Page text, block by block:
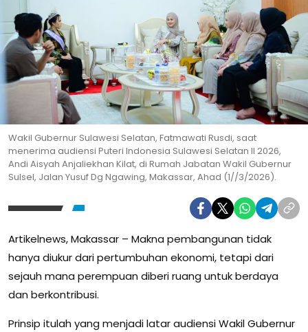
Wakil Gubernur Sulawesi Selatan, Fatmawati Rusdi, saat
menerima audiensi Puteri Indonesia Sulawesi Selatan II 2026,
Andi Aisyah Anjaliekhan Kilat, di Rumah Jabatan Wakil Gubernur
Sulsel, Jalan Yusuf Dg Ngawing, Makassar, Ahad (1//3/2026).
Artikelnews, Makassar – Makna pembangunan tidak
hanya diukur dari pertumbuhan ekonomi, tetapi dari
sejauh mana perempuan diberi ruang untuk berdaya
dan berkontribusi.
Prinsip itulah yang menjadi latar audiensi Wakil Gubernur